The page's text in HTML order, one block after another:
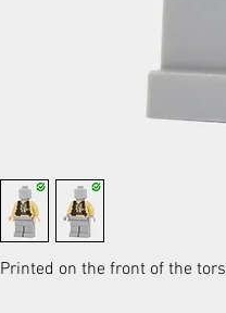
Printed on the front of the